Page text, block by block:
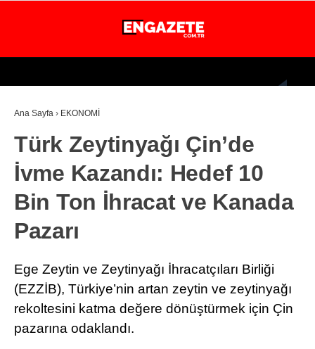
25
İSTANBUL
GÜNDEM
EKONOMİ
DÜNYA
MAGAZİN
SPOR
TEKNOLOJİ
EĞİTİM
Ana Sayfa › EKONOMİ
Türk Zeytinyağı Çin’de
İvme Kazandı: Hedef 10
Bin Ton İhracat ve Kanada
Pazarı
Ege Zeytin ve Zeytinyağı İhracatçıları Birliği
(EZZİB), Türkiye’nin artan zeytin ve zeytinyağı
rekoltesini katma değere dönüştürmek için Çin
pazarına odaklandı.